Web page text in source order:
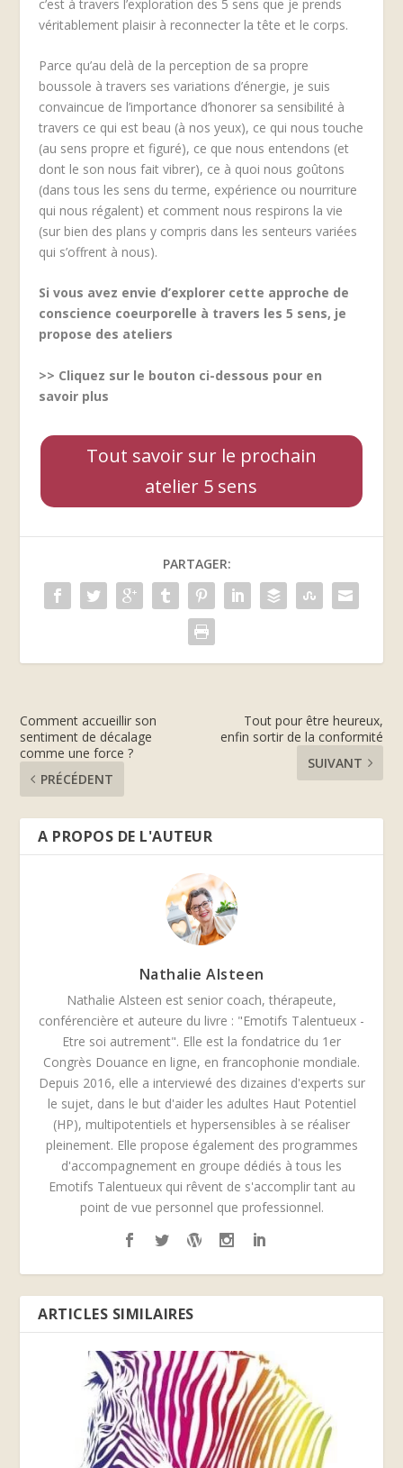
c’est à travers l’exploration des 5 sens que je prends
véritablement plaisir à reconnecter la tête et le corps.
Parce qu’au delà de la perception de sa propre
boussole à travers ses variations d’énergie, je suis
convaincue de l’importance d’honorer sa sensibilité à
travers ce qui est beau (à nos yeux), ce qui nous touche
(au sens propre et figuré), ce que nous entendons (et
dont le son nous fait vibrer), ce à quoi nous goûtons
(dans tous les sens du terme, expérience ou nourriture
qui nous régalent) et comment nous respirons la vie
(sur bien des plans y compris dans les senteurs variées
qui s’offrent à nous).
Si vous avez envie d’explorer cette approche de
conscience coeurporelle à travers les 5 sens, je
propose des ateliers
>> Cliquez sur le bouton ci-dessous pour en
savoir plus
Tout savoir sur le prochain
atelier 5 sens
PARTAGER:
Comment accueillir son
sentiment de décalage
comme une force ?
PRÉCÉDENT
Tout pour être heureux,
enfin sortir de la conformité
SUIVANT
A PROPOS DE L'AUTEUR
Nathalie Alsteen
Nathalie Alsteen est senior coach, thérapeute,
conférencière et auteure du livre : "Emotifs Talentueux -
Etre soi autrement". Elle est la fondatrice du 1er
Congrès Douance en ligne, en francophonie mondiale.
Depuis 2016, elle a interviewé des dizaines d'experts sur
le sujet, dans le but d'aider les adultes Haut Potentiel
(HP), multipotentiels et hypersensibles à se réaliser
pleinement. Elle propose également des programmes
d'accompagnement en groupe dédiés à tous les
Emotifs Talentueux qui rêvent de s'accomplir tant au
point de vue personnel que professionnel.
ARTICLES SIMILAIRES